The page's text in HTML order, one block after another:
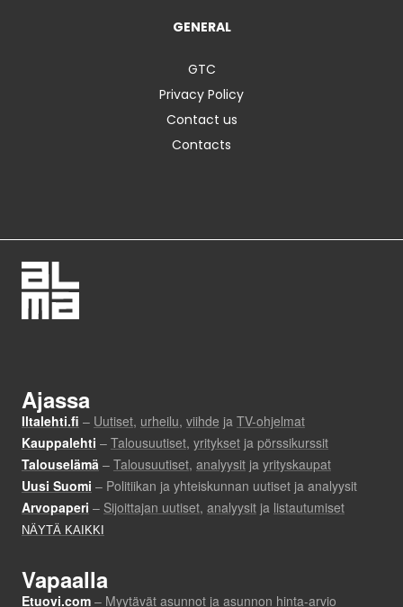
GENERAL
GTC
Privacy Policy
Contact us
Contacts